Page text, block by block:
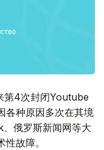
第4次封闭Youtube
各种原因多次在其境
俄罗斯新闻网等大
故障。